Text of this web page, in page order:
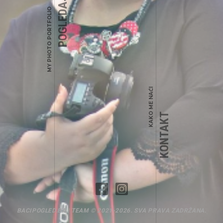
MY PHOTO PORTFOLIO
KAKO ME NAĆI
KONTAKT
info@ninaphotography.ba
BACIPOGLED.BA | TEAM © 2021-2026. SVA PRAVA ZADRŽANA.